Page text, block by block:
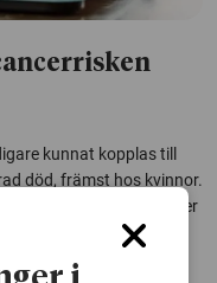
kunnat kopplas till
död, främst hos kvinnor.
minskar – och tyder
spela en avgörande